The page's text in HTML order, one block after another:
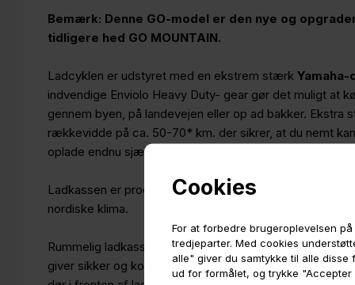
Cookies
For at forbedre brugeroplevelsen
tredjeparter. Med cookies
alle" giver du samtykke til alle
ud for formålet, og trykke
Bemærk: Denne GO-model er den nye og
tidligere hed GO MOUNTAIN.
Ladcyklen er udstyret med en ekstrem stærk
indvendige Enviolo Heavy Duty- gear gør det muligt at
gennem byen, på landevejen eller op ad bakker. Ekstra
rækkevidde på ca. 50-70* km. der sikrer, at du nemt
oplade endnu sjældnere.
Ladkassen er produceret i ekstremt hårdfør bøgetræ
nordiske klima.
Rummelig ladkasse er som standard udstyret med 1
giver sikker og komfortabel siddeplads til op til to børn.